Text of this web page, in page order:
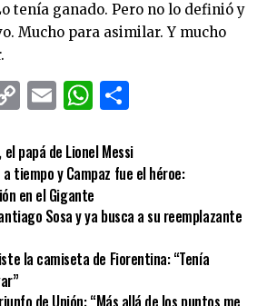
tenía ganado. Pero no lo definió y
Mucho para asimilar. Y mucho
CopyEmailWhatsApp
papá de Lionel Messi
tiempo y Campaz fue el héroe:
en el Gigante
Sosa y ya busca a su reemplazante
la camiseta de Fiorentina: “Tenía
de Unión: “Más allá de los puntos me